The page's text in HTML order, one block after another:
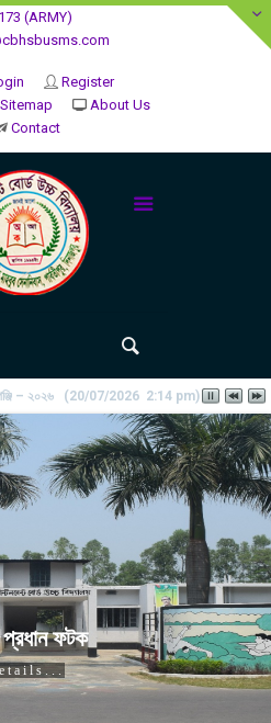
(ARMY)
Register
Sitemap
About Us
Contact
বিজ্ঞপ্তিঃ শিশু থেকে নবম শ্রেণি পযর্ন্ত ফরম বিতরন
প্রধান ফটক